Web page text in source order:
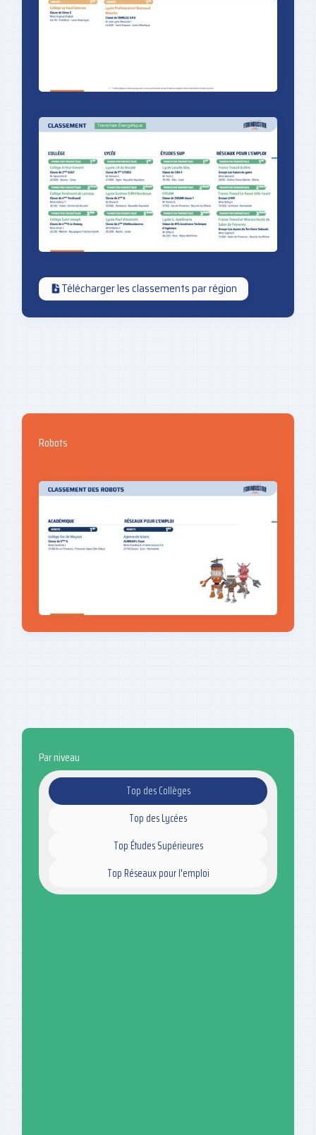
Télécharger les classements par région
Robots
Par niveau
Top des Collèges
Top des Lycées
Top Études Supérieures
Top Réseaux pour l'emploi